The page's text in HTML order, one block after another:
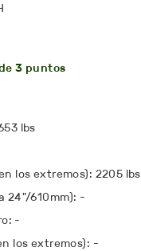
3 puntos
lbs
los extremos): 2205 lbs
24"/610mm): -
-
los extremos): -